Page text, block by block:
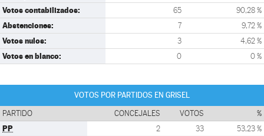
Votos contabilizados: 65 90,28 %
Abstenciones: 7 9,72 %
Votos nulos: 3 4,62 %
Votos en blanco: 0 0 %
VOTOS POR PARTIDOS EN GRISEL
PARTIDO CONCEJALES VOTOS %
PP 2 33 53,23 %